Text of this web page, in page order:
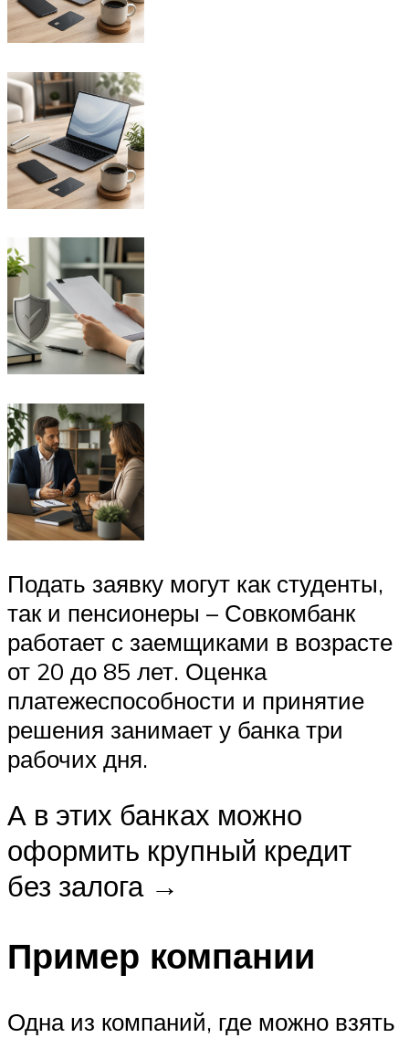
Подать заявку могут как студенты,
так и пенсионеры – Совкомбанк
работает с заемщиками в возрасте
от 20 до 85 лет. Оценка
платежеспособности и принятие
решения занимает у банка три
рабочих дня.
А в этих банках можно
оформить крупный кредит
без залога →
Пример компании
Одна из компаний, где можно взять